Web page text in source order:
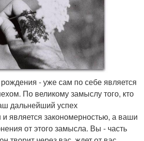
- уже сам по себе является
По великому замыслу того, кто
дальнейший успех
является закономерностью, а ваши
от этого замысла. Вы - часть